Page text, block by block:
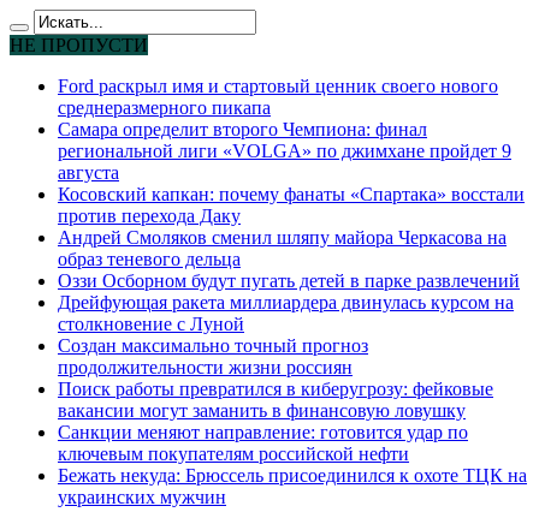
НЕ ПРОПУСТИ
Ford раскрыл имя и стартовый ценник своего нового
среднеразмерного пикапа
Самара определит второго Чемпиона: финал
региональной лиги «VOLGA» по джимхане пройдет 9
августа
Косовский капкан: почему фанаты «Спартака» восстали
против перехода Даку
Андрей Смоляков сменил шляпу майора Черкасова на
образ теневого дельца
Оззи Осборном будут пугать детей в парке развлечений
Дрейфующая ракета миллиардера двинулась курсом на
столкновение с Луной
Создан максимально точный прогноз
продолжительности жизни россиян
Поиск работы превратился в киберугрозу: фейковые
вакансии могут заманить в финансовую ловушку
Санкции меняют направление: готовится удар по
ключевым покупателям российской нефти
Бежать некуда: Брюссель присоединился к охоте ТЦК на
украинских мужчин